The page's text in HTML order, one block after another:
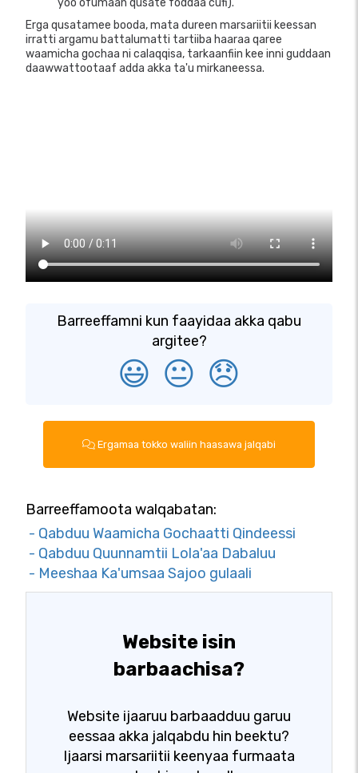
yoo ofumaan qusate foddaa cufi).
Erga qusatamee booda, mata dureen marsariitii keessan
irratti argamu battalumatti tartiiba haaraa qaree
waamicha gochaa ni calaqqisa, tarkaanfiin kee inni guddaan
daawwattootaaf adda akka ta'u mirkaneessa.
Barreeffamni kun faayidaa akka qabu
argitee?
😃 😐 😞
Ergamaa tokko waliin haasawa jalqabi
Barreeffamoota walqabatan:
- Qabduu Waamicha Gochaatti Qindeessi
- Qabduu Quunnamtii Lola'aa Dabaluu
- Meeshaa Ka'umsaa Sajoo gulaali
Website isin
barbaachisa?
Website ijaaruu barbaadduu garuu
eessaa akka jalqabdu hin beektu?
Ijaarsi marsariitii keenyaa furmaata